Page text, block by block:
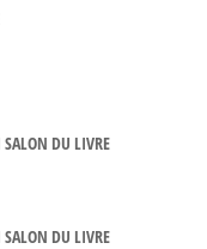
SALON DU LIVRE
SALON DU LIVRE